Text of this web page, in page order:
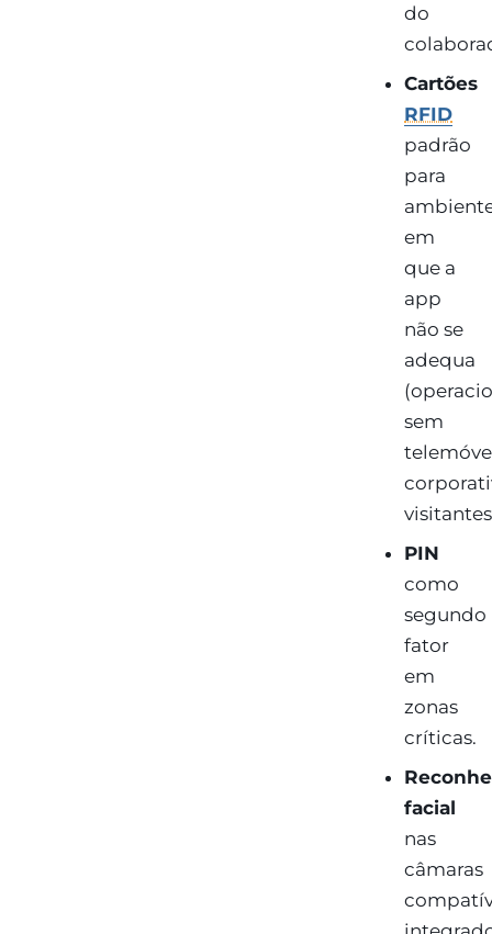
do
Cartões
RFID
padrão
para
em
que a
app
não se
adequa
sem
PIN
como
segundo
fator
em
zonas
críticas.
facial
nas
câmaras